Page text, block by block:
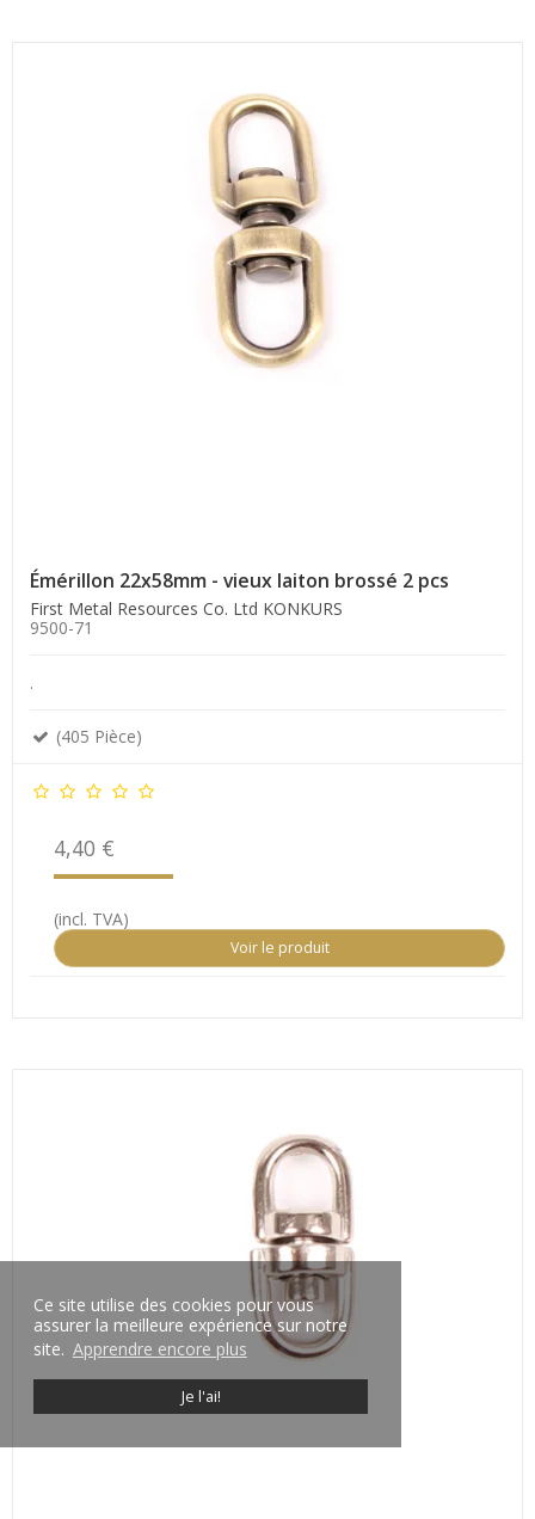
Ce site utilise des cookies pour vous
assurer la meilleure expérience sur notre
site. Apprendre encore plus
Je l'ai!
Émérillon 22x58mm - vieux laiton brossé 2 pcs
First Metal Resources Co. Ltd KONKURS
9500-71
.
(405 Pièce)
4,40 €
(incl. TVA)
Voir le produit